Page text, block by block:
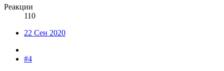
Реакции
110
22 Сен 2020
#4